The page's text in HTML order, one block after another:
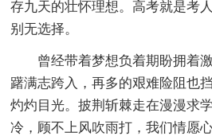
存九天的壮怀理想。高考就是考
别无选择。
曾经带着梦想负着期盼拥着激
躇满志跨入，再多的艰难险阻也
灼灼目光。披荆斩棘走在漫漫求
冷，顾不上风吹雨打，我们情愿